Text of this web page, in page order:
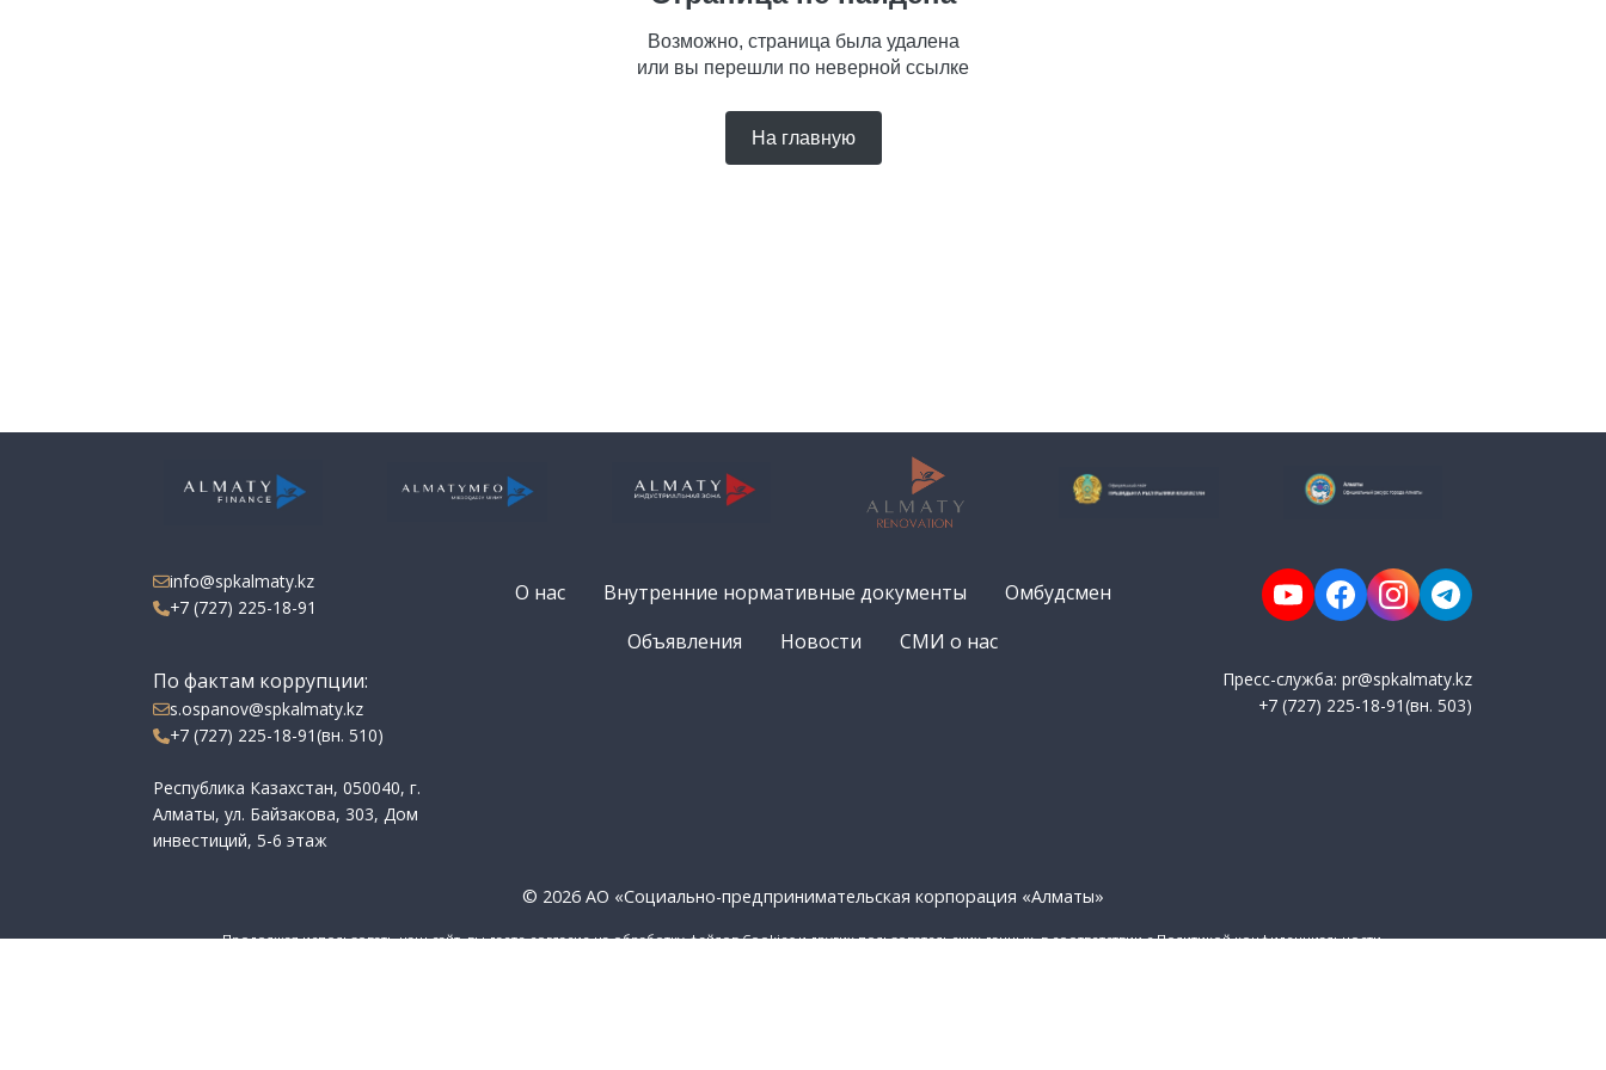
Возможно, страница была удалена
или вы перешли по неверной ссылке
На главную
info@spkalmaty.kz
+7 (727) 225-18-91
О нас Внутренние нормативные документы
Омбудсмен
Объявления
Новости
СМИ о нас
По фактам коррупции:
s.ospanov@spkalmaty.kz
+7 (727) 225-18-91(вн. 510)
Республика Казахстан, 050040, г.
Алматы, ул. Байзакова, 303, Дом
инвестиций, 5-6 этаж
Пресс-служба: pr@spkalmaty.kz
+7 (727) 225-18-91(вн. 503)
© 2026 АО «Социально-предпринимательская корпорация «Алматы»
Продолжая использовать наш сайт, вы даете согласие на обработку файлов Cookies и других пользовательских данных, в соответствии с Политикой конфиденциальности.